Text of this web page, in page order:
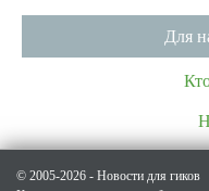
Для
© 2005-2026 - Новости для гиков